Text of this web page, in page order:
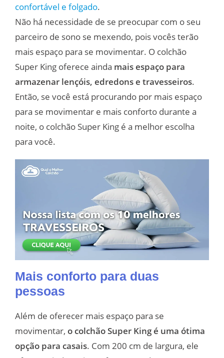
confortável e folgado.
Não há necessidade de se preocupar com o seu
parceiro de sono se mexendo, pois vocês terão
mais espaço para se movimentar. O colchão
Super King oferece ainda mais espaço para
armazenar lençóis, edredons e travesseiros.
Então, se você está procurando por mais espaço
para se movimentar e mais conforto durante a
noite, o colchão Super King é a melhor escolha
para você.
Mais conforto para duas
pessoas
Além de oferecer mais espaço para se
movimentar, o colchão Super King é uma ótima
opção para casais. Com 200 cm de largura, ele